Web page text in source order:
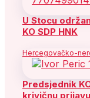
U Stocu
KO SDP HNK
Hercegovačko-
Predsjednik
krivičnu